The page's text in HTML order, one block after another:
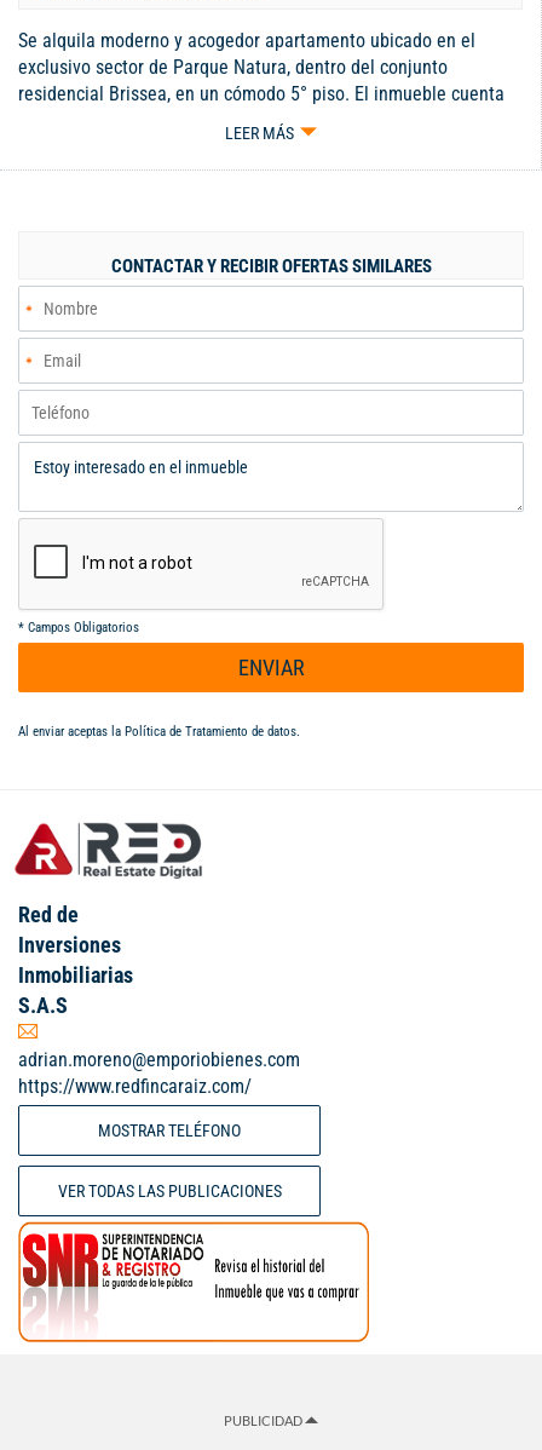
Se alquila moderno y acogedor apartamento ubicado en el
exclusivo sector de Parque Natura, dentro del conjunto
residencial Brissea, en un cómodo 5° piso. El inmueble cuenta
con un área de 57 m², distribuidos de manera funcional en
moderna, 3 habitaciones, baño social y baño privado en la
agradables acabados que brindan un ambiente moderno y
confortable. El conjunto residencial ofrece excelentes zonas
comunes y amenidades como zona de coworking, gimnasio y
piscina, ideales para disfrutar de un estilo de vida tranquilo,
cómodo y conectado, en una de las zonas de mayor crecimiento
y valorización de Jamundí.
LEER MÁS
CONTACTAR Y RECIBIR OFERTAS SIMILARES
* Campos Obligatorios
ENVIAR
Al enviar aceptas la Política de Tratamiento de datos.
Red de
Inversiones
Inmobiliarias
S.A.S
adrian.moreno@emporiobienes.com
https://www.redfincaraiz.com/
MOSTRAR TELÉFONO
VER TODAS LAS PUBLICACIONES
PUBLICIDAD